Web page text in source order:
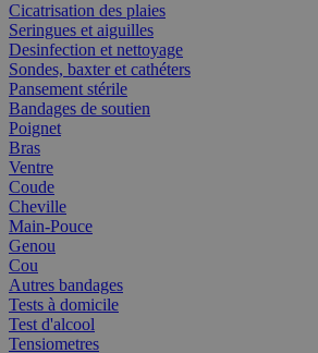
Cicatrisation des plaies
Seringues et aiguilles
Desinfection et nettoyage
Sondes, baxter et cathéters
Pansement stérile
Bandages de soutien
Poignet
Bras
Ventre
Coude
Cheville
Main-Pouce
Genou
Cou
Autres bandages
Tests à domicile
Test d'alcool
Tensiometres